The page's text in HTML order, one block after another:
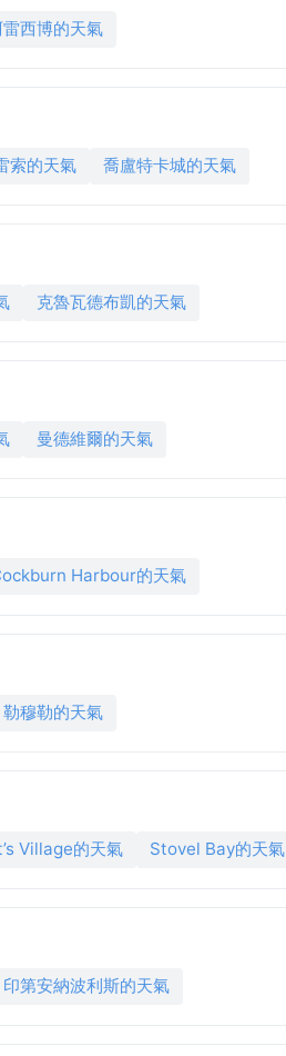
雷西博的天氣
索的天氣 喬盧特卡城的天氣
克魯瓦德布凱的天氣
曼德維爾的天氣
Harbour的天氣
勒穆勒的天氣
Village的天氣 Stovel Bay的天氣
印第安納波利斯的天氣